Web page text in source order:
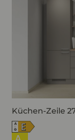
Küchen-Zeile
A
↑G
E